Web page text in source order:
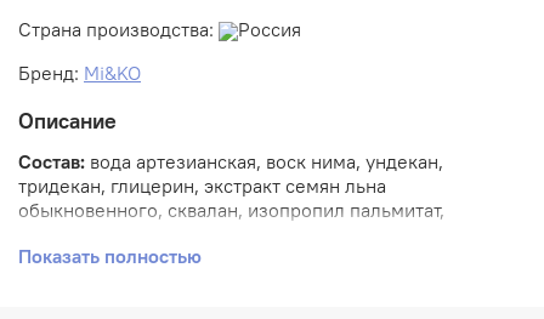
Страна производства:
Россия
Бренд: Mi&KO
Описание
Состав: вода артезианская, воск нима, ундекан,
тридекан, глицерин, экстракт семян льна
обыкновенного, сквалан, изопропил пальмитат,
пропандиол, орнитин, фосфолипиды, гликолипиды,
Показать полностью